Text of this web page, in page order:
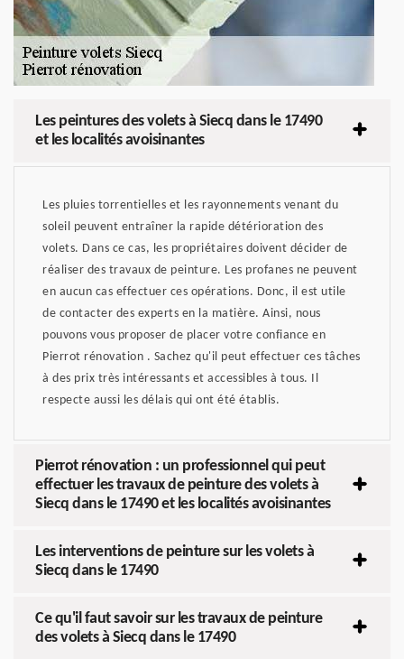
Les peintures des volets à Siecq dans le 17490
et les localités avoisinantes
Les pluies torrentielles et les rayonnements venant du
soleil peuvent entraîner la rapide détérioration des
volets. Dans ce cas, les propriétaires doivent décider de
réaliser des travaux de peinture. Les profanes ne peuvent
en aucun cas effectuer ces opérations. Donc, il est utile
de contacter des experts en la matière. Ainsi, nous
pouvons vous proposer de placer votre confiance en
Pierrot rénovation . Sachez qu'il peut effectuer ces tâches
à des prix très intéressants et accessibles à tous. Il
respecte aussi les délais qui ont été établis.
Pierrot rénovation : un professionnel qui peut
effectuer les travaux de peinture des volets à
Siecq dans le 17490 et les localités avoisinantes
Les interventions de peinture sur les volets à
Siecq dans le 17490
Ce qu'il faut savoir sur les travaux de peinture
des volets à Siecq dans le 17490